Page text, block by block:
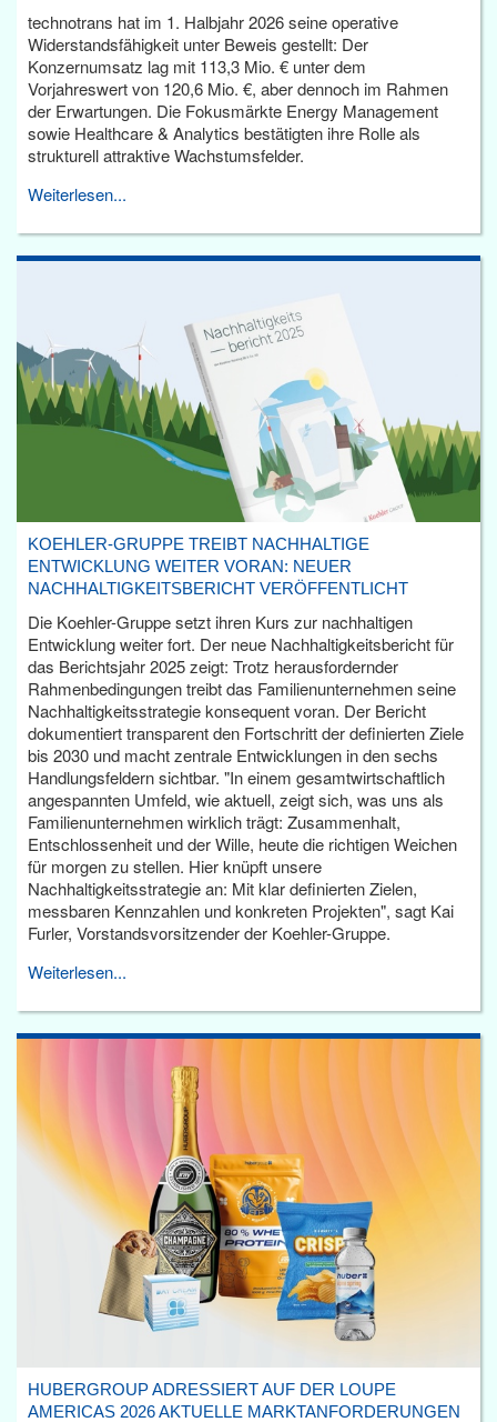
technotrans hat im 1. Halbjahr 2026 seine operative
Widerstandsfähigkeit unter Beweis gestellt: Der
Konzernumsatz lag mit 113,3 Mio. € unter dem
Vorjahreswert von 120,6 Mio. €, aber dennoch im Rahmen
der Erwartungen. Die Fokusmärkte Energy Management
sowie Healthcare & Analytics bestätigten ihre Rolle als
strukturell attraktive Wachstumsfelder.
Weiterlesen...
KOEHLER-GRUPPE TREIBT NACHHALTIGE
ENTWICKLUNG WEITER VORAN: NEUER
NACHHALTIGKEITSBERICHT VERÖFFENTLICHT
Die Koehler-Gruppe setzt ihren Kurs zur nachhaltigen
Entwicklung weiter fort. Der neue Nachhaltigkeitsbericht für
das Berichtsjahr 2025 zeigt: Trotz herausfordernder
Rahmenbedingungen treibt das Familienunternehmen seine
Nachhaltigkeitsstrategie konsequent voran. Der Bericht
dokumentiert transparent den Fortschritt der definierten Ziele
bis 2030 und macht zentrale Entwicklungen in den sechs
Handlungsfeldern sichtbar. "In einem gesamtwirtschaftlich
angespannten Umfeld, wie aktuell, zeigt sich, was uns als
Familienunternehmen wirklich trägt: Zusammenhalt,
Entschlossenheit und der Wille, heute die richtigen Weichen
für morgen zu stellen. Hier knüpft unsere
Nachhaltigkeitsstrategie an: Mit klar definierten Zielen,
messbaren Kennzahlen und konkreten Projekten", sagt Kai
Furler, Vorstandsvorsitzender der Koehler-Gruppe.
Weiterlesen...
HUBERGROUP ADRESSIERT AUF DER LOUPE
AMERICAS 2026 AKTUELLE MARKTANFORDERUNGEN